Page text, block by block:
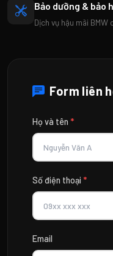
Bảo dưỡng & bảo
Dịch vụ hậu mãi
Form liên
Họ và tên *
Số điện thoại *
Email